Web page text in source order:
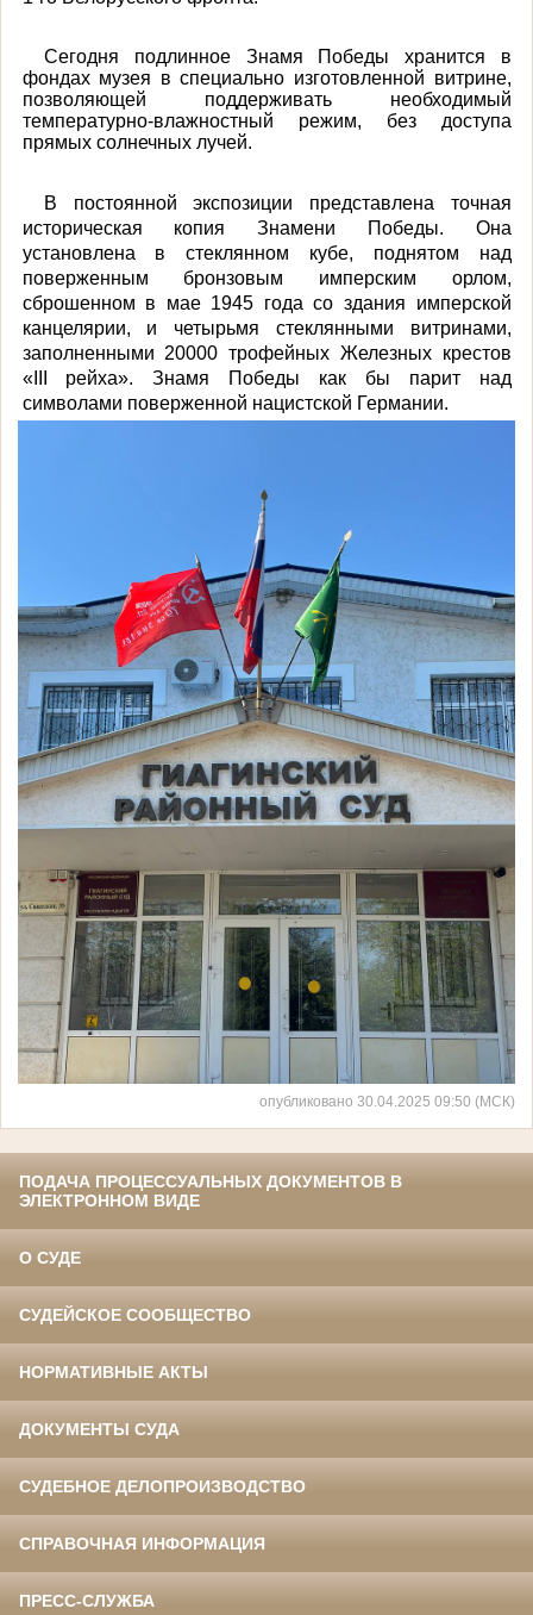
Сегодня подлинное Знамя Победы хранится в
фондах музея в специально изготовленной витрине,
позволяющей поддерживать необходимый
температурно-влажностный режим, без доступа
прямых солнечных лучей.
В постоянной экспозиции представлена точная
историческая копия Знамени Победы. Она
установлена в стеклянном кубе, поднятом над
поверженным бронзовым имперским орлом,
сброшенном в мае 1945 года со здания имперской
канцелярии, и четырьмя стеклянными витринами,
заполненными 20000 трофейных Железных крестов
«III рейха». Знамя Победы как бы парит над
символами поверженной нацистской Германии.
опубликовано 30.04.2025 09:50 (МСК)
ПОДАЧА ПРОЦЕССУАЛЬНЫХ ДОКУМЕНТОВ В
ЭЛЕКТРОННОМ ВИДЕ
О СУДЕ
СУДЕЙСКОЕ СООБЩЕСТВО
НОРМАТИВНЫЕ АКТЫ
ДОКУМЕНТЫ СУДА
СУДЕБНОЕ ДЕЛОПРОИЗВОДСТВО
СПРАВОЧНАЯ ИНФОРМАЦИЯ
ПРЕСС-СЛУЖБА